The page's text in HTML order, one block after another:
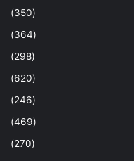
(350)
(364)
(298)
(620)
(246)
(469)
(270)